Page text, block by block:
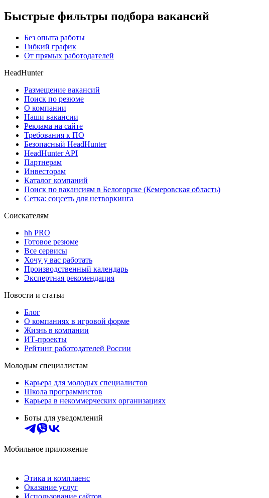
Быстрые фильтры подбора вакансий
Без опыта работы
Гибкий график
От прямых работодателей
HeadHunter
Размещение вакансий
Поиск по резюме
О компании
Наши вакансии
Реклама на сайте
Требования к ПО
Безопасный HeadHunter
HeadHunter API
Партнерам
Инвесторам
Каталог компаний
Поиск по вакансиям в Белогорске (Кемеровская область)
Сетка: соцсеть для нетворкинга
Соискателям
hh PRO
Готовое резюме
Все сервисы
Хочу у вас работать
Производственный календарь
Экспертная рекомендация
Новости и статьи
Блог
О компаниях в игровой форме
Жизнь в компании
ИТ-проекты
Рейтинг работодателей России
Молодым специалистам
Карьера для молодых специалистов
Школа программистов
Карьера в некоммерческих организациях
Боты для уведомлений
Мобильное приложение
Этика и комплаенс
Оказание услуг
Использование сайтов